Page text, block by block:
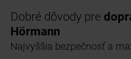
Dobré dôvody pre
Hörmann
Najvyššia bezpečnosť a